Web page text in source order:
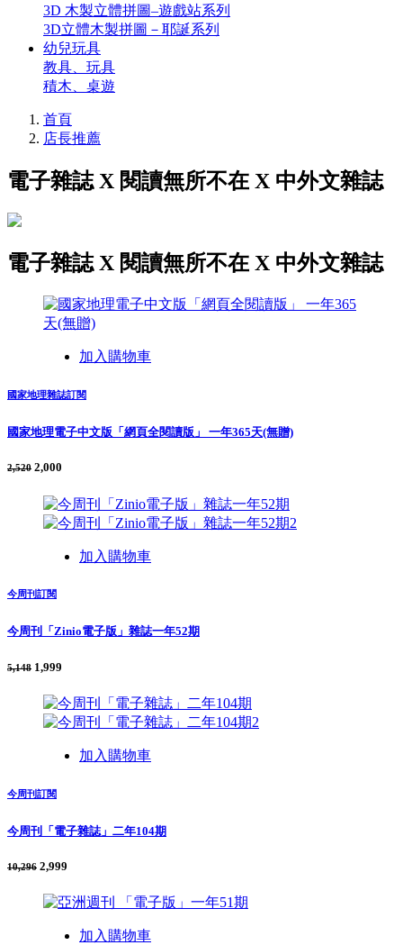
3D 木製立體拼圖–遊戲站系列
3D立體木製拼圖－耶誕系列
幼兒玩具
教具、玩具
積木、桌遊
首頁
店長推薦
電子雜誌 X 閱讀無所不在 X 中外文雜誌
電子雜誌 X 閱讀無所不在 X 中外文雜誌
加入購物車
國家地理雜誌訂閱
國家地理電子中文版「網頁全閱讀版」 一年365天(無贈)
2,520 2,000
加入購物車
今周刊訂閱
今周刊「Zinio電子版」雜誌一年52期
5,148 1,999
加入購物車
今周刊訂閱
今周刊「電子雜誌」二年104期
10,296 2,999
加入購物車